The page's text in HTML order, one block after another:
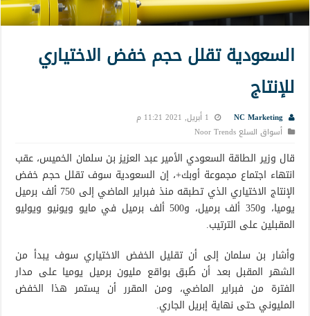
السعودية تقلل حجم خفض الاختياري
للإنتاج
NC Marketing
1 أبريل, 2021 11:21 م
أسواق السلع Noor Trends
قال وزير الطاقة السعودي الأمير عبد العزيز بن سلمان الخميس، عقب
انتهاء اجتماع مجموعة أوبك+، إن السعودية سوف تقلل حجم خفض
الإنتاج الاختياري الذي تطبقه منذ فبراير الماضي إلى 750 ألف برميل
يوميا، و350 ألف برميل، و500 ألف برميل في مايو ويونيو ويوليو
المقبلين على الترتيب.
وأشار بن سلمان إلى أن تقليل الخفض الاختياري سوف يبدأ من
الشهر المقبل بعد أن طُبق بواقع مليون برميل يوميا على مدار
الفترة من فبراير الماضي، ومن المقرر أن يستمر هذا الخفض
المليوني حتى نهاية إبريل الجاري.